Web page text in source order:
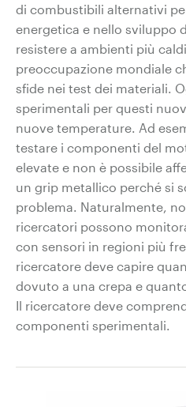
di combustibili alternativi
energetica e nello sviluppo
resistere a ambienti più
preoccupazione mondiale
sfide nei test dei materiali.
sperimentali per questi
nuove temperature. Ad
testare i componenti del
elevate e non è possibile
un grip metallico perché si
problema. Naturalmente,
ricercatori possono
con sensori in regioni più
ricercatore deve capire
dovuto a una crepa e
Il ricercatore deve
componenti sperimentali.